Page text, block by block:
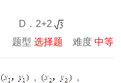
D．2+2
题型 选择题 难度 中等
， ，